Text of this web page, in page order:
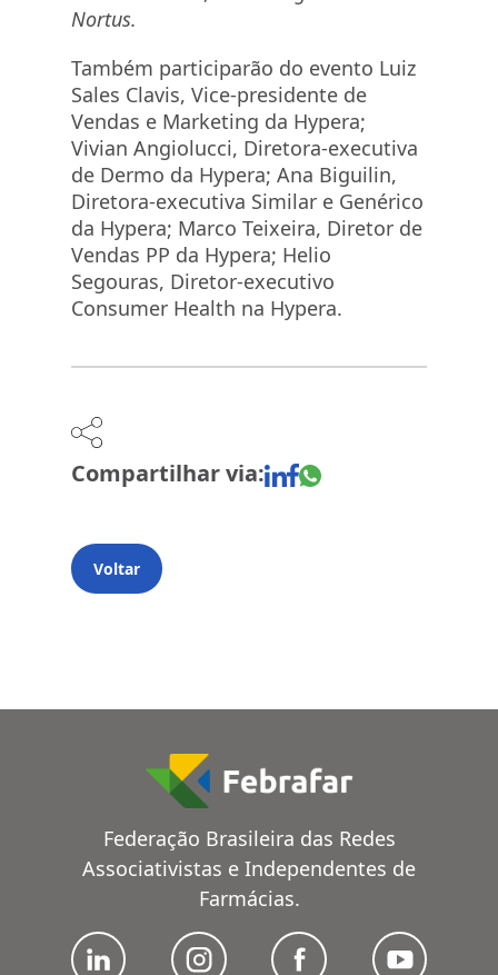
Nortus.
Também participarão do evento Luiz
Sales Clavis, Vice-presidente de
Vendas e Marketing da Hypera;
Vivian Angiolucci, Diretora-executiva
de Dermo da Hypera; Ana Biguilin,
Diretora-executiva Similar e Genérico
da Hypera; Marco Teixeira, Diretor de
Vendas PP da Hypera; Helio
Segouras, Diretor-executivo
Consumer Health na Hypera.
Compartilhar via:
Voltar
Federação Brasileira das Redes
Associativistas e Independentes de
Farmácias.